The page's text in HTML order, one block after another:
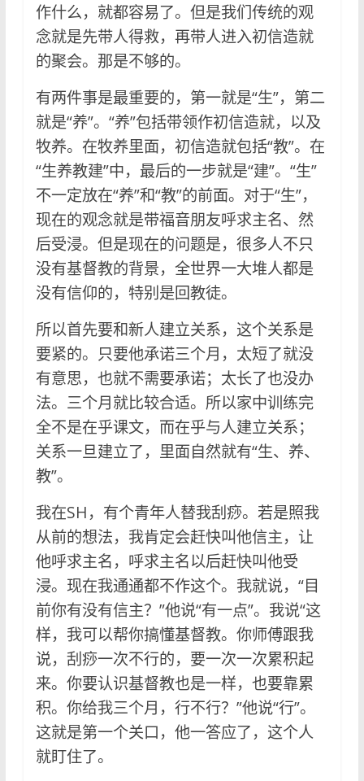
作什么，就都容易了。但是我们传统的观
念就是先带人得救，再带人进入初信造就
的聚会。那是不够的。
有两件事是最重要的，第一就是“生”，第二
就是“养”。“养”包括带领作初信造就，以及
牧养。在牧养里面，初信造就包括“教”。在
“生养教建”中，最后的一步就是“建”。“生”
不一定放在“养”和“教”的前面。对于“生”，
现在的观念就是带福音朋友呼求主名、然
后受浸。但是现在的问题是，很多人不只
没有基督教的背景，全世界一大堆人都是
没有信仰的，特别是回教徒。
所以首先要和新人建立关系，这个关系是
要紧的。只要他承诺三个月，太短了就没
有意思，也就不需要承诺；太长了也没办
法。三个月就比较合适。所以家中训练完
全不是在乎课文，而在乎与人建立关系；
关系一旦建立了，里面自然就有“生、养、
教”。
我在SH，有个青年人替我刮痧。若是照我
从前的想法，我肯定会赶快叫他信主，让
他呼求主名，呼求主名以后赶快叫他受
浸。现在我通通都不作这个。我就说，“目
前你有没有信主？”他说“有一点”。我说“这
样，我可以帮你搞懂基督教。你师傅跟我
说，刮痧一次不行的，要一次一次累积起
来。你要认识基督教也是一样，也要靠累
积。你给我三个月，行不行？”他说“行”。
这就是第一个关口，他一答应了，这个人
就盯住了。